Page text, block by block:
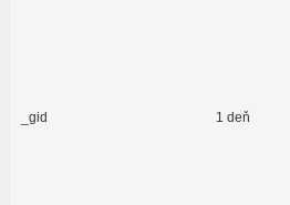
_gid 1 deň